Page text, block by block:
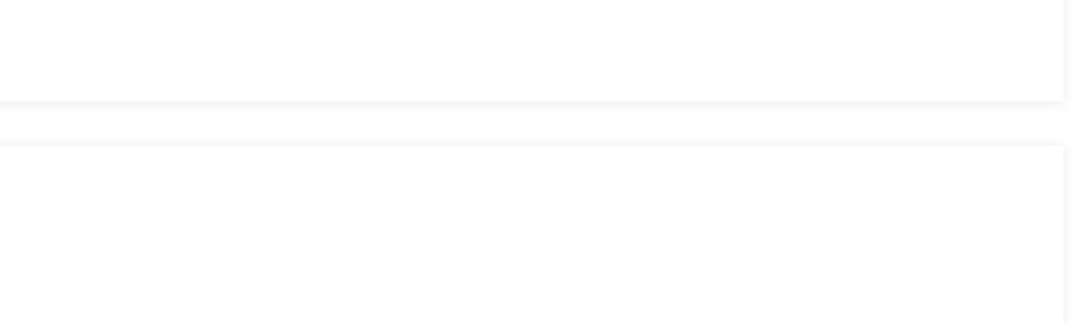
del mercato.
piattaforme e dApp.